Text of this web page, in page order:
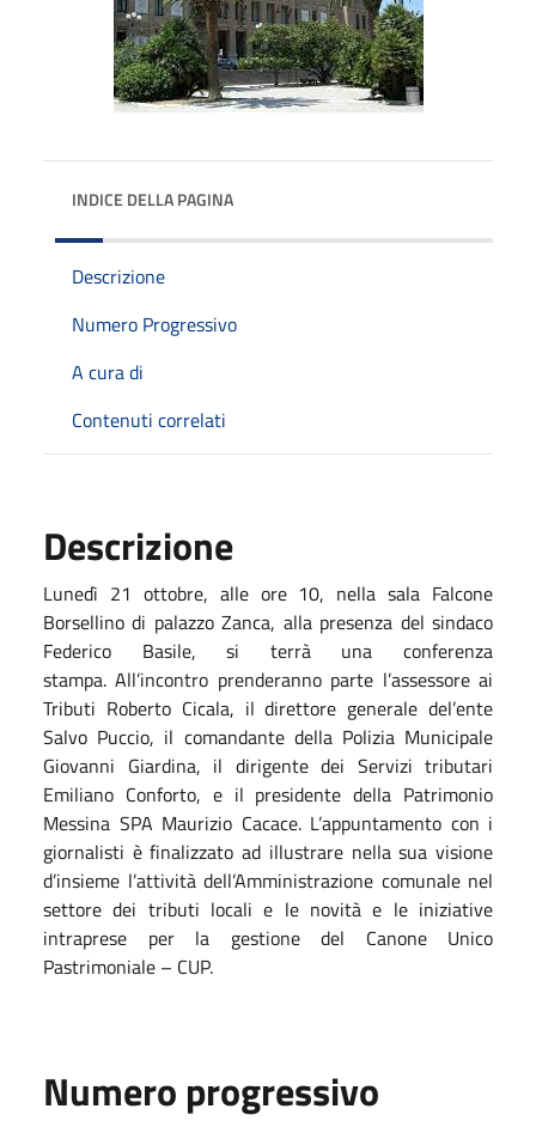
INDICE DELLA PAGINA
Descrizione
Numero Progressivo
A cura di
Contenuti correlati
Descrizione
Lunedì 21 ottobre, alle ore 10, nella sala Falcone
Borsellino di palazzo Zanca, alla presenza del sindaco
Federico Basile, si terrà una conferenza
stampa. All’incontro prenderanno parte l’assessore ai
Tributi Roberto Cicala, il direttore generale del’ente
Salvo Puccio, il comandante della Polizia Municipale
Giovanni Giardina, il dirigente dei Servizi tributari
Emiliano Conforto, e il presidente della Patrimonio
Messina SPA Maurizio Cacace. L’appuntamento con i
giornalisti è finalizzato ad illustrare nella sua visione
d’insieme l’attività dell’Amministrazione comunale nel
settore dei tributi locali e le novità e le iniziative
intraprese per la gestione del Canone Unico
Pastrimoniale – CUP.
Numero progressivo